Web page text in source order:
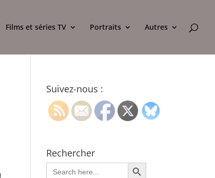
Films et séries TV Portraits Autres
Suivez-nous :
Rechercher
Search
for:
Search Button